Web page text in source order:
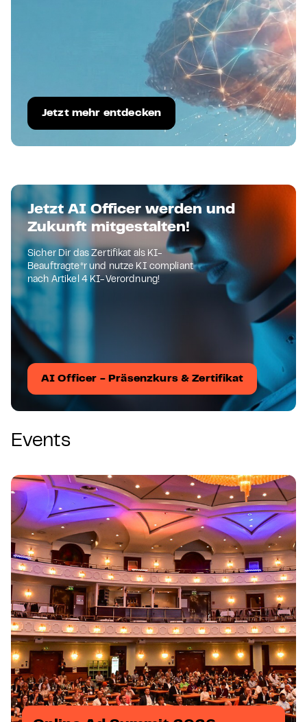
Jetzt mehr entdecken
Jetzt AI Officer werden und
Zukunft mitgestalten!
Sicher Dir das Zertifikat als KI-
Beauftragte*r und nutze KI compliant
nach Artikel 4 KI-Verordnung!
AI Officer - Präsenzkurs & Zertifikat
Events